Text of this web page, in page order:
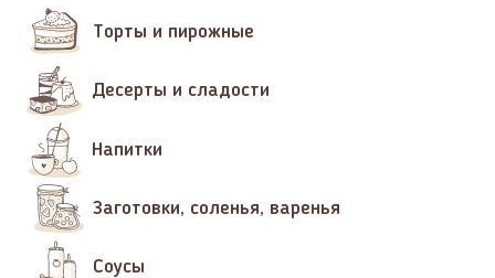
Торты и пирожные
Десерты и сладости
Напитки
Заготовки, соленья, варенья
Соусы